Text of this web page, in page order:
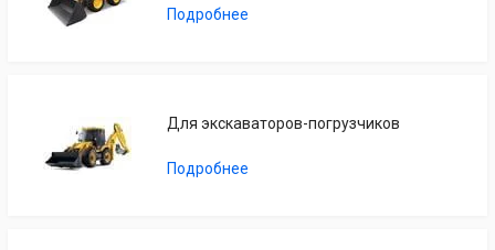
Подробнее
Для экскаваторов-погрузчиков
Подробнее